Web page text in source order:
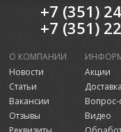
+7 (351)
+7 (351)
О КОМПАНИИ
Новости
Статьи
Вакансии
Отзывы
Акции
Вопрос-
Видео